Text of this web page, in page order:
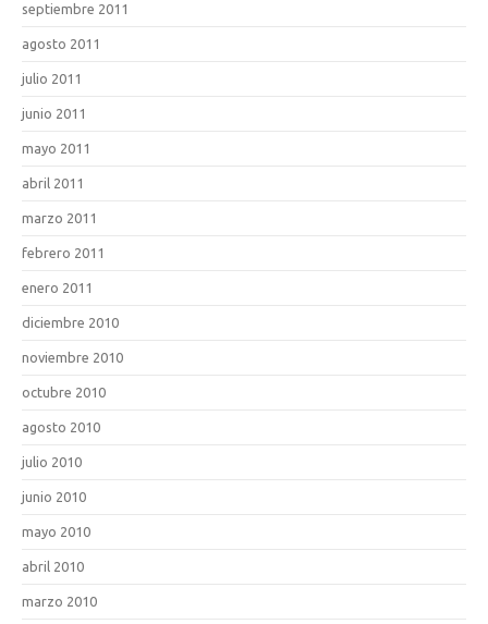
septiembre 2011
agosto 2011
julio 2011
junio 2011
mayo 2011
abril 2011
marzo 2011
febrero 2011
enero 2011
diciembre 2010
noviembre 2010
octubre 2010
agosto 2010
julio 2010
junio 2010
mayo 2010
abril 2010
marzo 2010